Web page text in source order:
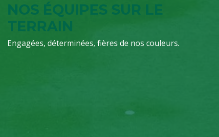
NOS ÉQUIPES SUR LE
TERRAIN
Engagées, déterminées, fières de nos couleurs.